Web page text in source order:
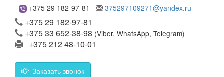
+375 29 182-97-81 375297109271@yandex.ru
+375 29 182-97-81
+375 33 652-38-98 (Viber, WhatsApp, Telegram)
+375 212 48-10-01
Заказать звонок